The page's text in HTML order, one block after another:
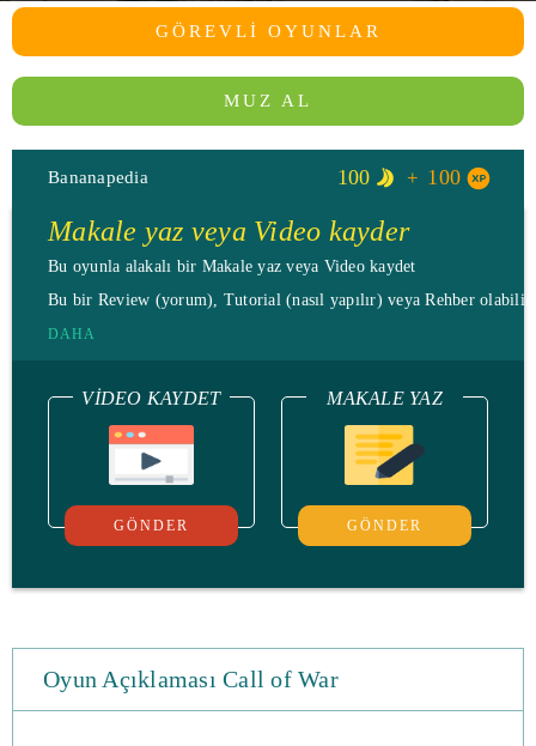
GÖREVLI OYUNLAR
MUZ AL
Bananapedia 100 100
Makale yaz veya Video kayder
Bu oyunla alakalı bir Makale yaz veya Video kaydet
Bu bir Review (yorum), Tutorial (nasıl yapılır) veya Rehber
DAHA
VIDEO KAYDET
GÖNDER
MAKALE YAZ
GÖNDER
Oyun Açıklaması Call of War